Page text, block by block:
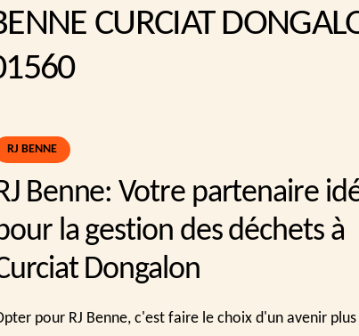
CURCIAT
RJ BENNE
Benne: Votre partenaire
la gestion des déchets à
Dongalon
pour RJ Benne, c'est faire le choix d'un avenir